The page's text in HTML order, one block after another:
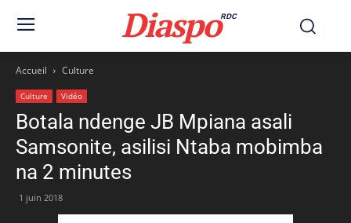
DiaspoRDC
Accueil Culture
Culture Vidéo
Botala ndenge JB Mpiana asali
Samsonite, asilisi Ntaba mobimba
na 2 minutes
1 juin 2018